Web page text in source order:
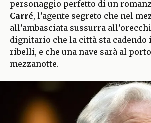
personaggio perfetto di un
Carré, l’agente segreto che nel
all’ambasciata sussurra
dignitario che la città sta cadendo
ribelli, e che una nave sarà al
mezzanotte.